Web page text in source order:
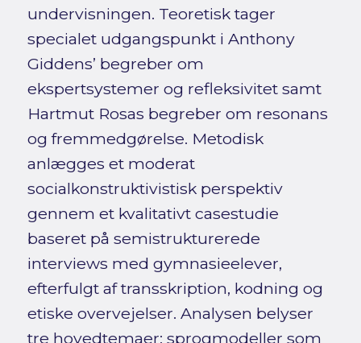
undervisningen. Teoretisk tager
specialet udgangspunkt i Anthony
Giddens’ begreber om
ekspertsystemer og refleksivitet samt
Hartmut Rosas begreber om resonans
og fremmedgørelse. Metodisk
anlægges et moderat
socialkonstruktivistisk perspektiv
gennem et kvalitativt casestudie
baseret på semistrukturerede
interviews med gymnasieelever,
efterfulgt af transskription, kodning og
etiske overvejelser. Analysen belyser
tre hovedtemaer: sprogmodeller som